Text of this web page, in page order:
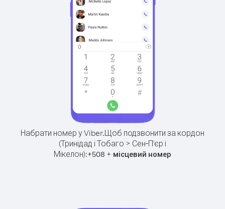
Набрати номер у Viber.Щоб подзвонити за кордон
(Тринідад і Тобаго > Сен-П'єр і
Мікелон):+508 + місцевий номер